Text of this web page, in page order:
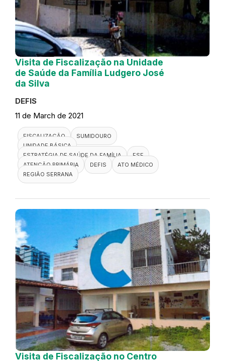
Visita de Fiscalização na Unidade
de Saúde da Família Ludgero José
da Silva
DEFIS
11 de March de 2021
FISCALIZAÇÃO
SUMIDOURO
UNIDADE BÁSICA
ESTRATÉGIA DE SAÚDE DA FAMÍLIA
ESF
ATENÇÃO PRIMÁRIA
DEFIS
ATO MÉDICO
REGIÃO SERRANA
Visita de Fiscalização no Centro